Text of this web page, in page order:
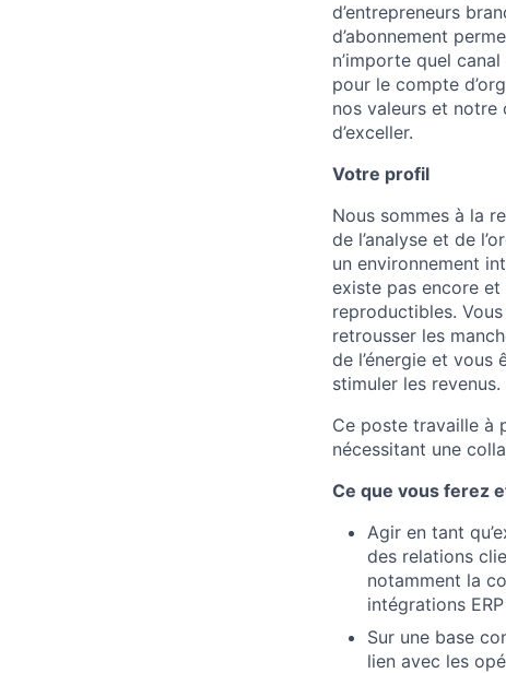
d’entrepreneurs
d’abonnement
n’importe quel
pour le compte
nos valeurs et notre
d’exceller.
Votre profil
Nous sommes à la
de l’analyse et de
un environnement
existe pas encore
reproductibles.
retrousser les
de l’énergie et
stimuler les revenus.
Ce poste travaille à
nécessitant une
Ce que vous ferez
Agir en tant
des relations
notamment la
intégrations
Sur une base
lien avec les